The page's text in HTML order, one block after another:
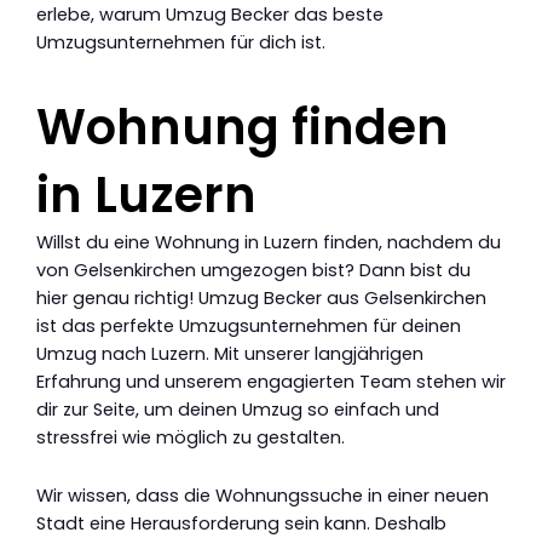
erlebe, warum Umzug Becker das beste
Umzugsunternehmen für dich ist.
Wohnung finden
in Luzern
Willst du eine Wohnung in Luzern finden, nachdem du
von Gelsenkirchen umgezogen bist? Dann bist du
hier genau richtig! Umzug Becker aus Gelsenkirchen
ist das perfekte Umzugsunternehmen für deinen
Umzug nach Luzern. Mit unserer langjährigen
Erfahrung und unserem engagierten Team stehen wir
dir zur Seite, um deinen Umzug so einfach und
stressfrei wie möglich zu gestalten.
Wir wissen, dass die Wohnungssuche in einer neuen
Stadt eine Herausforderung sein kann. Deshalb